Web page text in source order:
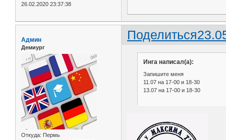
26.02.2020 23:37:38
Поделиться
Админ
Демиург
Откуда: Пермь
Инга написал(а):
Запишите меня
11.07 на 17-00 и 18-30
13.07 на 17-00 и 18-30